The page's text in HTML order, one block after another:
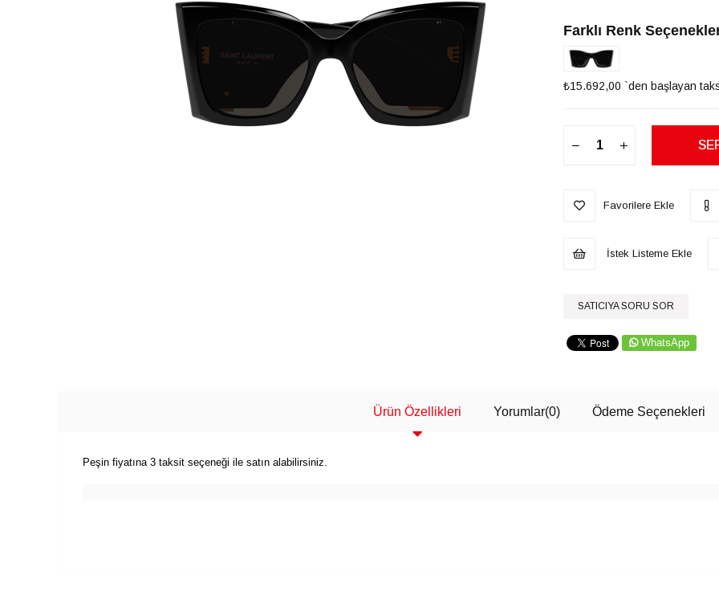
Farklı Renk
₺15.692,00 `den başlayan
Favorilere Ekle
İstek Listeme Ekle
SATICIYA SORU SOR
WhatsApp
Ürün Özellikleri Yorumlar(0) Ödeme Seçenekleri
Peşin fiyatına 3 taksit seçeneği ile satın alabilirsiniz.